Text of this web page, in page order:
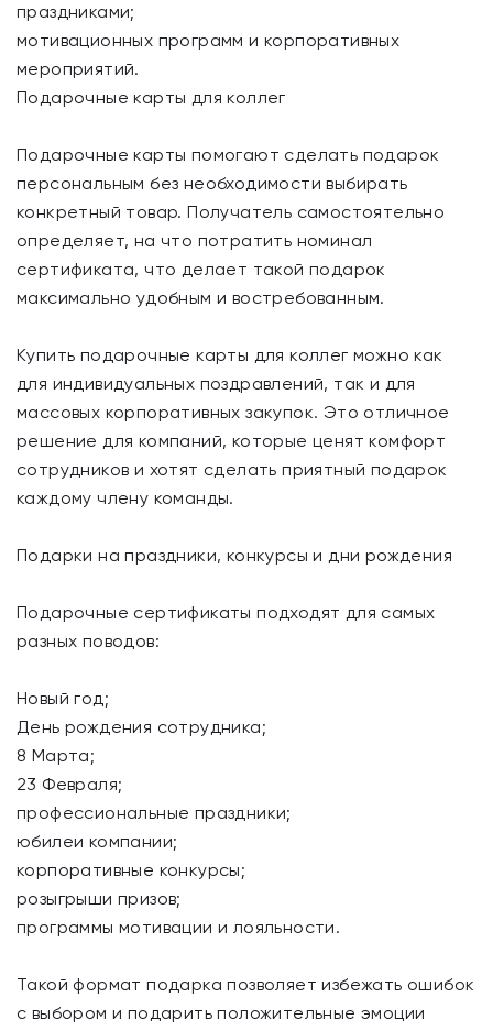
праздниками;
мотивационных программ и корпоративных
мероприятий.
Подарочные карты для коллег
Подарочные карты помогают сделать подарок
персональным без необходимости выбирать
конкретный товар. Получатель самостоятельно
определяет, на что потратить номинал
сертификата, что делает такой подарок
максимально удобным и востребованным.
Купить подарочные карты для коллег можно как
для индивидуальных поздравлений, так и для
массовых корпоративных закупок. Это отличное
решение для компаний, которые ценят комфорт
сотрудников и хотят сделать приятный подарок
каждому члену команды.
Подарки на праздники, конкурсы и дни рождения
Подарочные сертификаты подходят для самых
разных поводов:
Новый год;
День рождения сотрудника;
8 Марта;
23 Февраля;
профессиональные праздники;
юбилеи компании;
корпоративные конкурсы;
розыгрыши призов;
программы мотивации и лояльности.
Такой формат подарка позволяет избежать ошибок
с выбором и подарить положительные эмоции